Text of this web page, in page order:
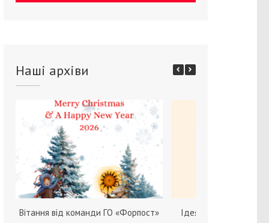
Наші архіви
Вітання від команди ГО «Форпост»
Ідея зміни статі